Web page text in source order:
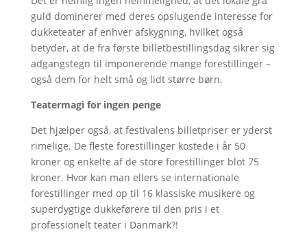
guld dominerer med deres opslugende interesse for
dukketeater af enhver afskygning, hvilket også
betyder, at de fra første billetbestillingsdag sikrer sig
adgangstegn til imponerende mange forestillinger –
også dem for helt små og lidt større børn.
Teatermagi for ingen penge
Det hjælper også, at festivalens billetpriser er yderst
rimelige. De fleste forestillinger kostede i år 50
kroner og enkelte af de store forestillinger blot 75
kroner. Hvor kan man ellers se internationale
forestillinger med op til 16 klassiske musikere og
superdygtige dukkeførere til den pris i et
professionelt teater i Danmark?!